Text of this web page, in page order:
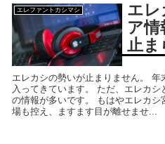
エレファントカシマシ
エレ
ア
止ま
エレカシの勢いが止まりません。 年
入ってきています。 ただ、エレカ
の情報が多いです。 もはやエレカシ
場も控え、ますます目が離せませ...